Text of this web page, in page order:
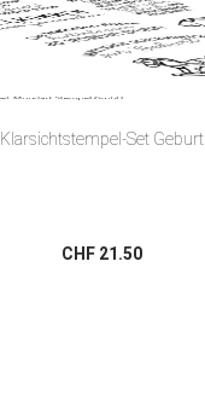
Klarsichtstempel-Set Geburt
CHF 21.50